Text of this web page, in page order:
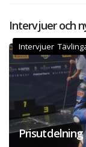
Intervjuer och
Intervjuer
Prisutdelning